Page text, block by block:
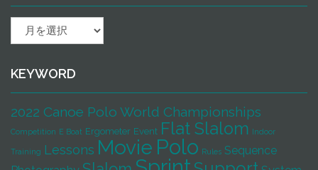
録
KEYWORD
2022 Canoe Polo World Championships
Competition E Boat Ergometer Event Flat Slalom Indoor
Training Lessons Movie Polo Rules Sequence